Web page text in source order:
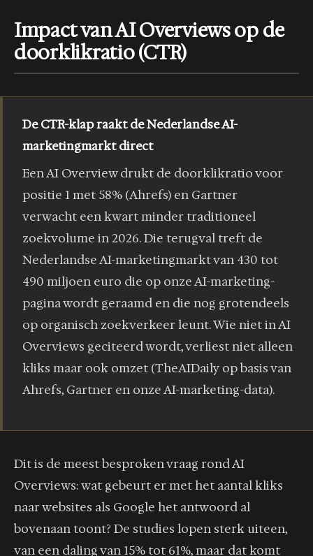
Impact van AI Overviews op de
doorklikratio (CTR)
De CTR-klap raakt de Nederlandse AI-
marketingmarkt direct
Een AI Overview drukt de doorklikratio voor
positie 1 met 58% (Ahrefs) en Gartner
verwacht een kwart minder traditioneel
zoekvolume in 2026. Die terugval treft de
Nederlandse AI-marketingmarkt van 430 tot
490 miljoen euro die op onze AI-marketing-
pagina wordt geraamd en die nog grotendeels
op organisch zoekverkeer leunt. Wie niet in AI
Overviews geciteerd wordt, verliest niet alleen
kliks maar ook omzet (TheAIDaily op basis van
Ahrefs, Gartner en onze AI-marketing-data).
Dit is de meest besproken vraag rond AI
Overviews: wat gebeurt er met het aantal kliks
naar websites als Google het antwoord al
bovenaan toont? De studies lopen sterk uiteen,
van een daling van 15% tot 61%, maar dat komt